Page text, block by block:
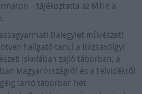
− tájékoztatta az MTI-t a
Dalegylet művészeti
hallgató tanul a Rózsavölgyi
Iskolában zajló táborban, a
Magyarországról és a Felvidékről
tartó táborban hét